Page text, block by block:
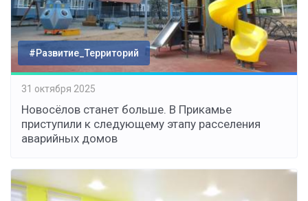
#Развитие_Территорий
31 октября 2025
Новосёлов станет больше. В Прикамье
приступили к следующему этапу расселения
аварийных домов